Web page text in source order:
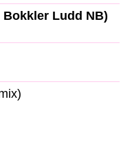
Bokkler Ludd NB)